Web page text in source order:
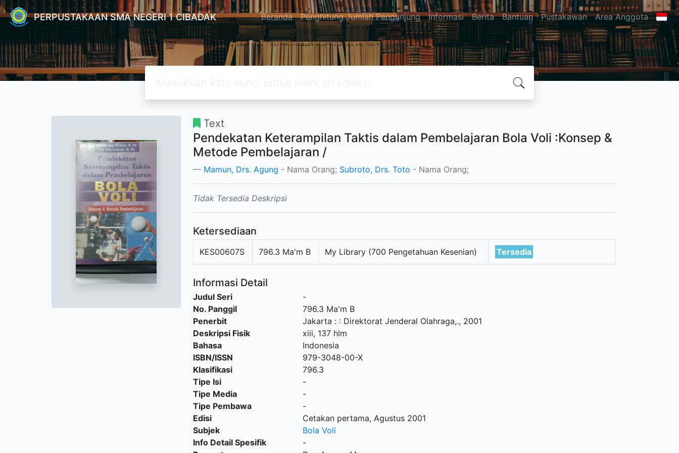
PERPUSTAKAAN SMA NEGERI 1 CIBADAK Beranda Penghitung Jumlah Pengunjung Informasi Berita Bantuan Pustakawan Area Anggota
Text
Pendekatan Keterampilan Taktis dalam Pembelajaran Bola Voli :Konsep &
Metode Pembelajaran /
Mamun, Drs. Agung - Nama Orang; Subroto, Drs. Toto - Nama Orang;
Tidak Tersedia Deskripsi
Ketersediaan
KES00607S 796.3 Ma'm B My Library (700 Pengetahuan Kesenian) Tersedia
Informasi Detail
Judul Seri
-
No. Panggil
796.3 Ma'm B
Penerbit
Jakarta :: Direktorat Jenderal Olahraga,., 2001
Deskripsi Fisik
xiii, 137 hlm
Bahasa
Indonesia
ISBN/ISSN
979-3048-00-X
Klasifikasi
796.3
Tipe Isi
-
Tipe Media
-
Tipe Pembawa
-
Edisi
Cetakan pertama, Agustus 2001
Subjek
Bola Voli
Info Detail Spesifik
-